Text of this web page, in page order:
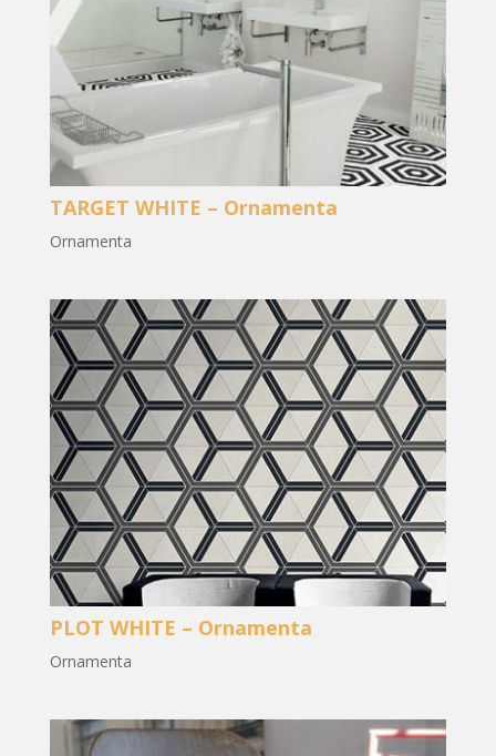
TARGET WHITE – Ornamenta
Ornamenta
PLOT WHITE – Ornamenta
Ornamenta